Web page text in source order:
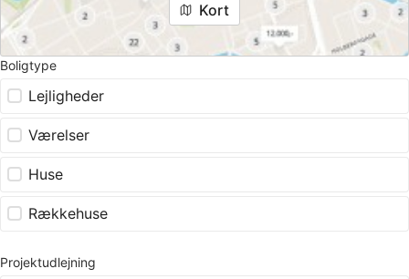
Kort
Boligtype
Lejligheder
Værelser
Huse
Rækkehuse
Projektudlejning